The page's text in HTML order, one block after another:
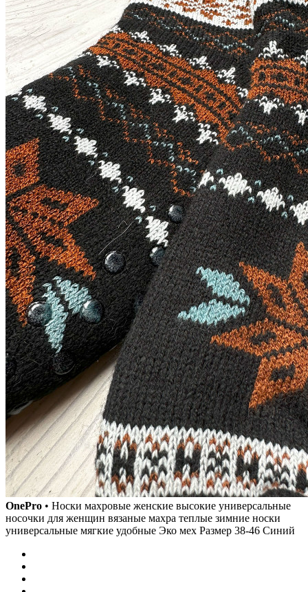
OnePro • Носки махровые женские высокие универсальные
носочки для женщин вязаные махра теплые зимние носки
универсальные мягкие удобные Эко мех Размер 38-46 Синий